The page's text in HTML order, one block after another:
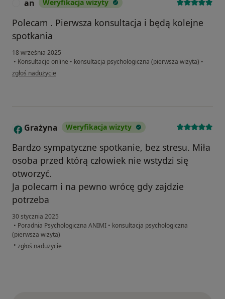
an Weryfikacja wizyty
Polecam . Pierwsza konsultacja i będą kolejne
spotkania
18 września 2025
• Konsultacje online • konsultacja psychologiczna (pierwsza wizyta) •
w opinii użytkownika an
zgłoś nadużycie
G Grażyna Weryfikacja wizyty
Bardzo sympatyczne spotkanie, bez stresu. Miła
osoba przed którą człowiek nie wstydzi się
otworzyć.
Ja polecam i na pewno wrócę gdy zajdzie
potrzeba
30 stycznia 2025
• Poradnia Psychologiczna ANIMI • konsultacja psychologiczna
(pierwsza wizyta)
• w opinii użytkownika Grażyna
zgłoś nadużycie